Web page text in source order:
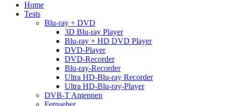
Home
Tests
Blu-ray + DVD
3D Blu-ray Player
Blu-ray + HD DVD Player
DVD-Player
DVD-Recorder
Blu-ray-Recorder
Ultra HD-Blu-ray Recorder
Ultra HD-Blu-ray-Player
DVB-T Antennen
Fernseher